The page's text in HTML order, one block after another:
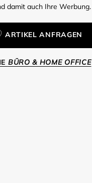
damit auch Ihre Werbung.
ARTIKEL ANFRAGEN
BÜRO & HOME OFFICE